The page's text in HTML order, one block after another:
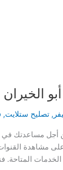
, تصليح ستلايت,
ستلايت أبو الخيران من
مشاهدة القنوات
المتاحة.